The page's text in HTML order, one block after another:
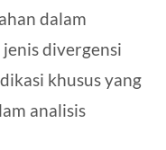
dalam
divergensi
khusus yang
analisis